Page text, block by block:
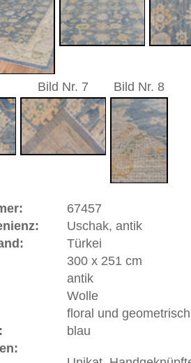
/ traditionell orientalischer Teppich
besteht aus Wolle
Anatolien(Türkei) und hat eine alte und
den Pionier-Städten des Orientteppichs.
Stücke in türkischen und anderen Museen
sehr großer Anzahl nach Siebenbürgen aber
Europas geliefert worden. Berühmte
gaben Teppiche in Auftrag und ließen sich
verewigten Uschaks in ihren Gemälden und
des geknüpften Teppichs. Einige
Holbein und Lorenzo Lotto benannt, die das
Grund wiedergaben. Uschak ist eine
Teppiche | neue und antike Orientteppiche -
(0)40 450 4102